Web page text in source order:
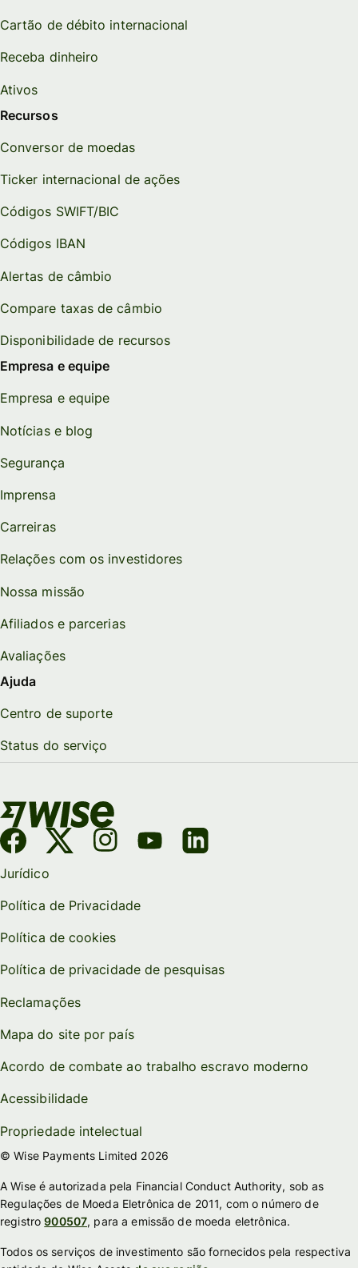
Cartão de débito internacional
Receba dinheiro
Ativos
Recursos
Conversor de moedas
Ticker internacional de ações
Códigos SWIFT/BIC
Códigos IBAN
Alertas de câmbio
Compare taxas de câmbio
Disponibilidade de recursos
Empresa e equipe
Empresa e equipe
Notícias e blog
Segurança
Imprensa
Carreiras
Relações com os investidores
Nossa missão
Afiliados e parcerias
Avaliações
Ajuda
Centro de suporte
Status do serviço
Jurídico
Política de Privacidade
Política de cookies
Política de privacidade de pesquisas
Reclamações
Mapa do site por país
Acordo de combate ao trabalho escravo moderno
Acessibilidade
Propriedade intelectual
© Wise Payments Limited 2026
A Wise é autorizada pela Financial Conduct Authority, sob as
Regulações de Moeda Eletrônica de 2011, com o número de
registro900507, para a emissão de moeda eletrônica.
Todos os serviços de investimento são fornecidos pela respectiva